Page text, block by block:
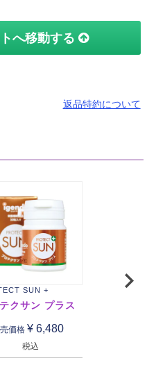
へ移動する
返品特約について
SUN +
クサン プラス
価格 ¥ 6,480
税込